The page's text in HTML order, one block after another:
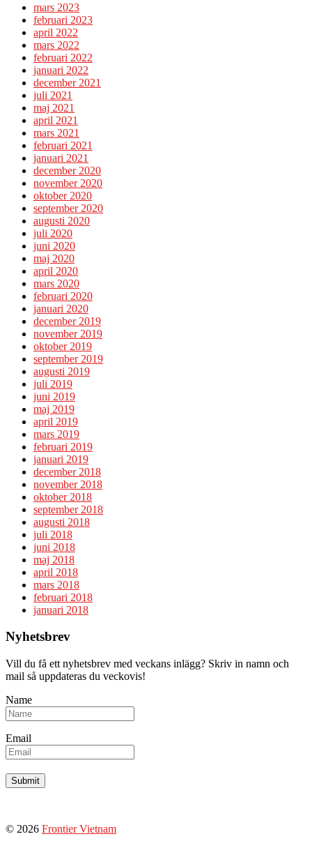
mars 2023
februari 2023
april 2022
mars 2022
februari 2022
januari 2022
december 2021
juli 2021
maj 2021
april 2021
mars 2021
februari 2021
januari 2021
december 2020
november 2020
oktober 2020
september 2020
augusti 2020
juli 2020
juni 2020
maj 2020
april 2020
mars 2020
februari 2020
januari 2020
december 2019
november 2019
oktober 2019
september 2019
augusti 2019
juli 2019
juni 2019
maj 2019
april 2019
mars 2019
februari 2019
januari 2019
december 2018
november 2018
oktober 2018
september 2018
augusti 2018
juli 2018
juni 2018
maj 2018
april 2018
mars 2018
februari 2018
januari 2018
Nyhetsbrev
Vill du få ett nyhetsbrev med veckans inlägg? Skriv in namn och
mail så uppdateras du veckovis!
Name
Email
© 2026 Frontier Vietnam